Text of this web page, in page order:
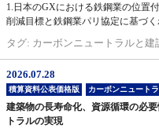
1.日本のGXにおける鉄鋼業の位置
削減目標と鉄鋼業パリ協定に基づく
タグ: カーボンニュートラルと建
2026.07.28
積算資料公表価格版 カーボンニュート
建築物の長寿命化、資源循環の必
トラルの実現